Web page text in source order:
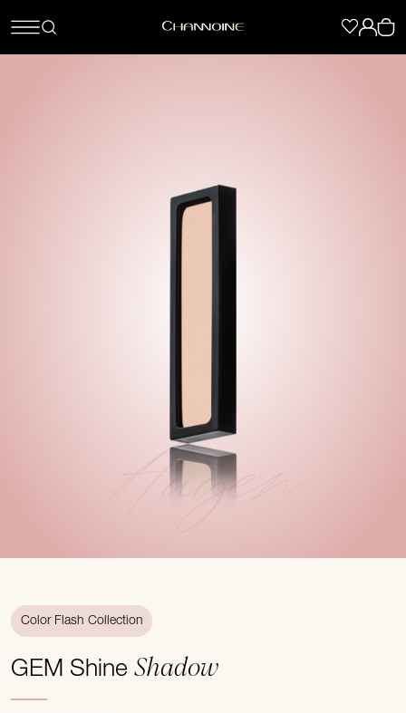
Augen
Color Flash Collection
GEM ShineShadow